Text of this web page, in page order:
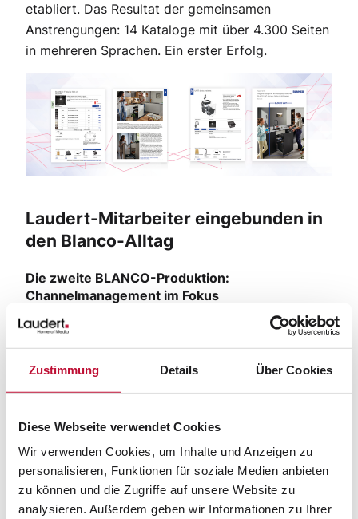
Zustimmung Details Über Cookies
Diese Webseite verwendet Cookies
Wir verwenden Cookies, um Inhalte und Anzeigen zu
personalisieren, Funktionen für soziale Medien anbieten
zu können und die Zugriffe auf unsere Website zu
analysieren. Außerdem geben wir Informationen zu Ihrer
etabliert. Das Resultat der gemeinsamen
Anstrengungen: 14 Kataloge mit über 4.300 Seiten
in mehreren Sprachen. Ein erster Erfolg.
Laudert-Mitarbeiter eingebunden in
den Blanco-Alltag
Die zweite BLANCO-Produktion:
Channelmanagement im Fokus
Obwohl die zweite Produktion erst Anfang Herbst
2021 so richtig startete, fing sie bei genauer
Betrachtung bereits mit dem Ende der ersten an:
Im Ergebnis verlief diese zwar erfolgreich, zeigte
Verbesserungspotenzialen. In Feedback- und
Review-Gesprächen wurden Learnings
zusammengetragen und in Change-Requests
umgesetzt. Insbesondere eine höhere